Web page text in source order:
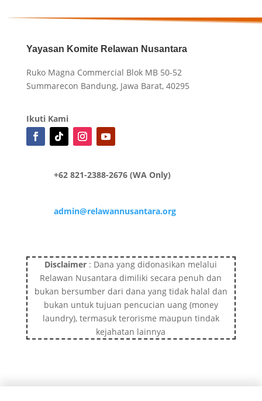
Yayasan Komite Relawan Nusantara
Ruko Magna Commercial Blok MB 50-52
Summarecon Bandung, Jawa Barat, 40295
Ikuti Kami
+62 821-2388-2676 (WA Only)
admin@relawannusantara.org
Disclaimer : Dana yang didonasikan melalui
Relawan Nusantara dimiliki secara penuh dan
bukan bersumber dari dana yang tidak halal dan
bukan untuk tujuan pencucian uang (money
laundry), termasuk terorisme maupun tindak
kejahatan lainnya